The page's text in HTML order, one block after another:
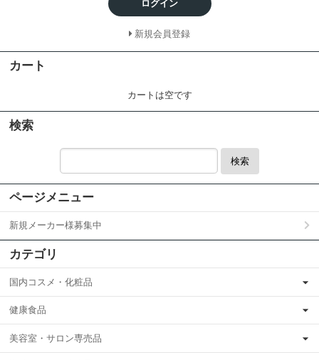
ログイン
新規会員登録
カート
カートは空です
検索
検索
ページメニュー
新規メーカー様募集中
カテゴリ
国内コスメ・化粧品
健康食品
美容室・サロン専売品